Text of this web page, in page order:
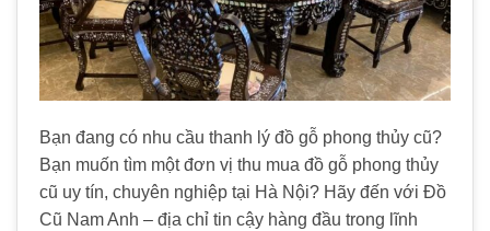
Bạn đang có nhu cầu thanh lý đồ gỗ phong thủy cũ?
Bạn muốn tìm một đơn vị thu mua đồ gỗ phong thủy
cũ uy tín, chuyên nghiệp tại Hà Nội? Hãy đến với Đồ
Cũ Nam Anh – địa chỉ tin cậy hàng đầu trong lĩnh